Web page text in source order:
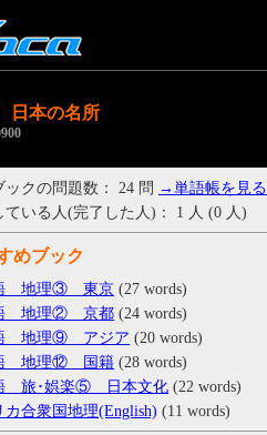
本の名所
ックの問題数： 24 問 →単語帳を見る
ている人(完了した人)： 1 人 (0 人)
めブック
地理③ 東京 (27 words)
地理② 京都 (24 words)
地理⑨ アジア (20 words)
地理⑫ 国籍 (28 words)
旅･娯楽⑤ 日本文化 (22 words)
カ合衆国地理(English) (11 words)